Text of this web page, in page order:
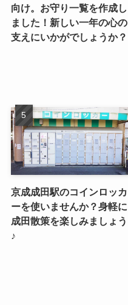
向け。お守り一覧を作成し
ました！新しい一年の心の
支えにいかがでしょうか？
京成成田駅のコインロッカ
ーを使いませんか？身軽に
成田散策を楽しみましょう
♪